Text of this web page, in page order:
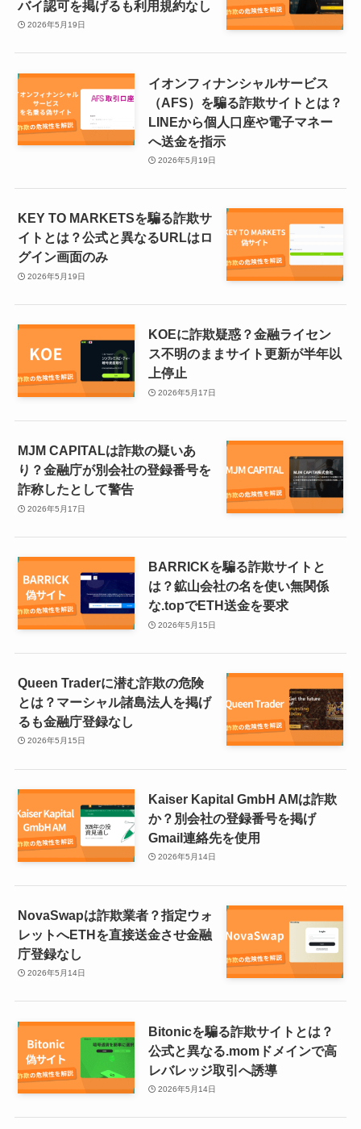
バイ認可を掲げるも利用規約なし
2026年5月19日
イオンフィナンシャルサービス
（AFS）を騙る詐欺サイトとは？
LINEから個人口座や電子マネー
へ送金を指示
2026年5月19日
KEY TO MARKETSを騙る詐欺サ
イトとは？公式と異なるURLはロ
グイン画面のみ
2026年5月19日
KOEに詐欺疑惑？金融ライセン
ス不明のままサイト更新が半年以
上停止
2026年5月17日
MJM CAPITALは詐欺の疑いあ
り？金融庁が別会社の登録番号を
詐称したとして警告
2026年5月17日
BARRICKを騙る詐欺サイトと
は？鉱山会社の名を使い無関係
な.topでETH送金を要求
2026年5月15日
Queen Traderに潜む詐欺の危険
とは？マーシャル諸島法人を掲げ
るも金融庁登録なし
2026年5月15日
Kaiser Kapital GmbH AMは詐欺
か？別会社の登録番号を掲げ
Gmail連絡先を使用
2026年5月14日
NovaSwapは詐欺業者？指定ウォ
レットへETHを直接送金させ金融
庁登録なし
2026年5月14日
Bitonicを騙る詐欺サイトとは？
公式と異なる.momドメインで高
レバレッジ取引へ誘導
2026年5月14日